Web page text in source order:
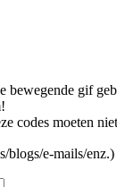
bewegende gif
codes moeten
blogs/e-mails/enz.)